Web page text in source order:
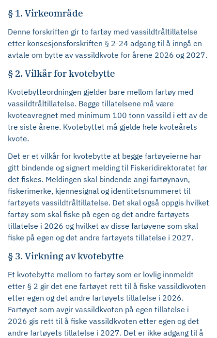
§ 1. Virkeområde
Denne forskriften gir to fartøy med vassildtråltillatelse
etter konsesjonsforskriften § 2-24 adgang til å inngå en
avtale om bytte av vassildkvote for årene 2026 og 2027.
§ 2. Vilkår for kvotebytte
Kvotebytteordningen gjelder bare mellom fartøy med
vassildtråltillatelse. Begge tillatelsene må være
kvoteavregnet med minimum 100 tonn vassild i ett av de
tre siste årene. Kvotebyttet må gjelde hele kvoteårets
kvote.
Det er et vilkår for kvotebytte at begge fartøyeierne har
gitt bindende og signert melding til Fiskeridirektoratet før
det fiskes. Meldingen skal bindende angi fartøynavn,
fiskerimerke, kjennesignal og identitetsnummeret til
fartøyets vassildtråltillatelse. Det skal også oppgis hvilket
fartøy som skal fiske på egen og det andre fartøyets
tillatelse i 2026 og hvilket av disse fartøyene som skal
fiske på egen og det andre fartøyets tillatelse i 2027.
§ 3. Virkning av kvotebytte
Et kvotebytte mellom to fartøy som er lovlig innmeldt
etter § 2 gir det ene fartøyet rett til å fiske vassildkvoten
etter egen og det andre fartøyets tillatelse i 2026.
Fartøyet som avgir vassildkvoten på egen tillatelse i
2026 gis rett til å fiske vassildkvoten etter egen og det
andre fartøyets tillatelse i 2027. Det er ikke adgang til å